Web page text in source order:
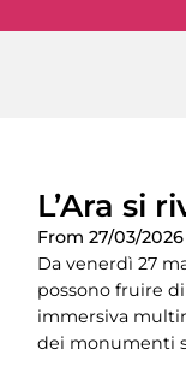
L’Ara si
From 27/03/2026
Da venerdì 27
possono fruire
immersiva
dei monumenti